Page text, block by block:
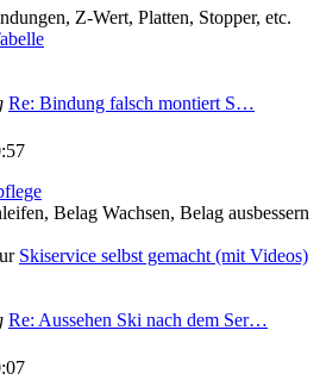
Z-Wert, Platten, Stopper, etc.
Re: Bindung falsch montiert S…
Belag Wachsen, Belag ausbessern
Skiservice selbst gemacht (mit Videos)
Re: Aussehen Ski nach dem Ser…